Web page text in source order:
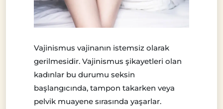
Vajinismus vajinanın istemsiz olarak
gerilmesidir. Vajinismus şikayetleri olan
kadınlar bu durumu seksin
başlangıcında, tampon takarken veya
pelvik muayene sırasında yaşarlar.